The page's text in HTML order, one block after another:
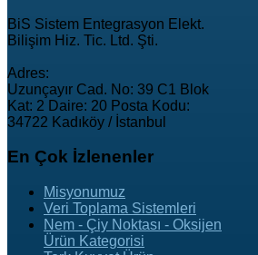
BiS Sistem Entegrasyon Elekt.
Bilişim Hiz. Tic. Ltd. Şti.
Adres:
Uzunçayır Cad. No: 39 C1 Blok
Kat: 2 Daire: 20 Posta Kodu:
34722 Kadıköy / İstanbul
En Çok İzlenenler
Misyonumuz
Veri Toplama Sistemleri
Nem - Çiy Noktası - Oksijen
Ürün Kategorisi